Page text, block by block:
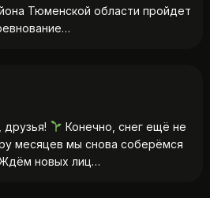
Тюменской области пройдет
Конечно, снег ещё не
месяцев мы снова соберёмся
Ждём новых лиц…